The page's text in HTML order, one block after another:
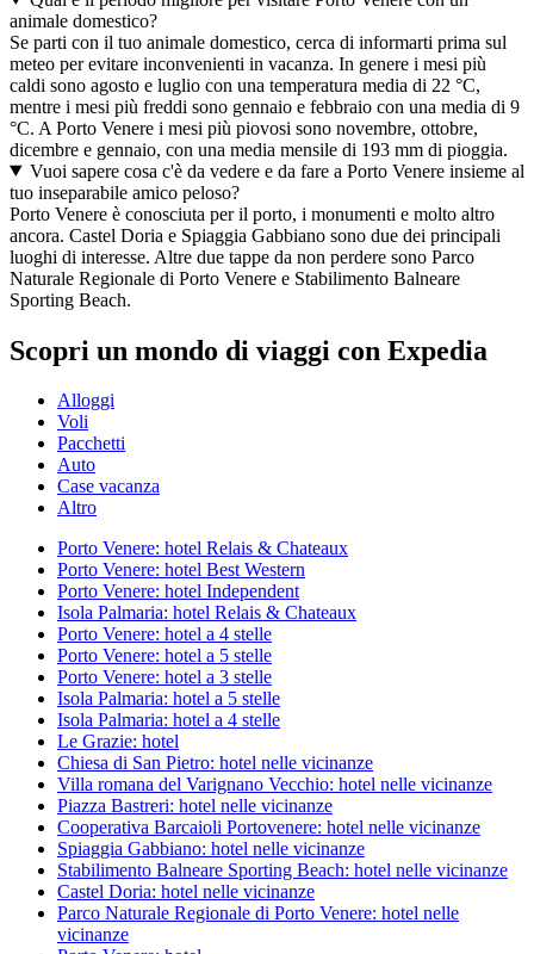
animale domestico?
Se parti con il tuo animale domestico, cerca di informarti prima sul
meteo per evitare inconvenienti in vacanza. In genere i mesi più
caldi sono agosto e luglio con una temperatura media di 22 °C,
mentre i mesi più freddi sono gennaio e febbraio con una media di 9
°C. A Porto Venere i mesi più piovosi sono novembre, ottobre,
dicembre e gennaio, con una media mensile di 193 mm di pioggia.
Vuoi sapere cosa c'è da vedere e da fare a Porto Venere insieme al
tuo inseparabile amico peloso?
Porto Venere è conosciuta per il porto, i monumenti e molto altro
ancora. Castel Doria e Spiaggia Gabbiano sono due dei principali
luoghi di interesse. Altre due tappe da non perdere sono Parco
Naturale Regionale di Porto Venere e Stabilimento Balneare
Sporting Beach.
Scopri un mondo di viaggi con Expedia
Alloggi
Voli
Pacchetti
Auto
Case vacanza
Altro
Porto Venere: hotel Relais & Chateaux
Porto Venere: hotel Best Western
Porto Venere: hotel Independent
Isola Palmaria: hotel Relais & Chateaux
Porto Venere: hotel a 4 stelle
Porto Venere: hotel a 5 stelle
Porto Venere: hotel a 3 stelle
Isola Palmaria: hotel a 5 stelle
Isola Palmaria: hotel a 4 stelle
Le Grazie: hotel
Chiesa di San Pietro: hotel nelle vicinanze
Villa romana del Varignano Vecchio: hotel nelle vicinanze
Piazza Bastreri: hotel nelle vicinanze
Cooperativa Barcaioli Portovenere: hotel nelle vicinanze
Spiaggia Gabbiano: hotel nelle vicinanze
Stabilimento Balneare Sporting Beach: hotel nelle vicinanze
Castel Doria: hotel nelle vicinanze
Parco Naturale Regionale di Porto Venere: hotel nelle
vicinanze